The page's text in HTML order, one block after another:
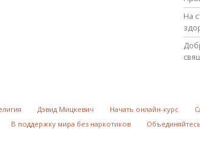
На
Дэвид Мицкевич Начать онлайн-курс
В поддержку мира без наркотиков Объединяйтесь